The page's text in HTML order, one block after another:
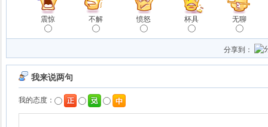
震惊 不解 愤怒 杯具 无聊
分享到：